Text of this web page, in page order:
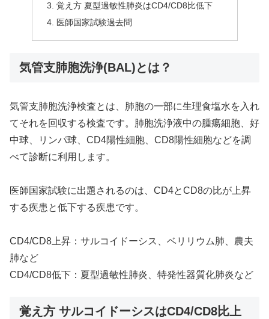
覚え方 夏型過敏性肺炎はCD4/CD8比低下
医師国家試験過去問
気管支肺胞洗浄(BAL)とは？
気管支肺胞洗浄検査とは、肺胞の一部に生理食塩水を入れ
てそれを回収する検査です。肺胞洗浄液中の腫瘍細胞、好
中球、リンパ球、CD4陽性細胞、CD8陽性細胞などを調
べて診断に利用します。
医師国家試験に出題されるのは、CD4とCD8の比が上昇
する疾患と低下する疾患です。
CD4/CD8上昇：サルコイドーシス、ベリリウム肺、農夫
肺など
CD4/CD8低下：夏型過敏性肺炎、特発性器質化肺炎など
覚え方 サルコイドーシスはCD4/CD8比上